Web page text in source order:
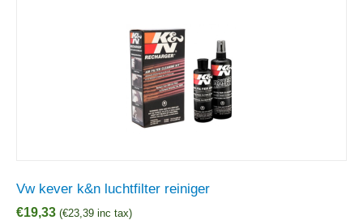
Vw kever k&n luchtfilter reiniger
€19,33 (€23,39 inc tax)